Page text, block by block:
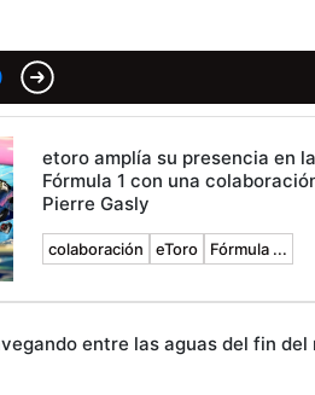
etoro amplía su presencia en la
Fórmula 1 con una
Pierre Gasly
colaboración eToro Fórmula ...
entre las aguas del fin del